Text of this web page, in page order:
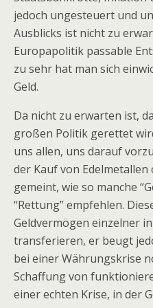
jedoch ungesteuert und
Ausblicks ist nicht zu
Europapolitik passable
zu sehr hat man sich
Geld.
Da nicht zu erwarten ist,
großen Politik gerettet
uns allen, uns darauf
der Kauf von
gemeint, wie so manche
“Rettung” empfehlen.
Geldvermögen einzelner
transferieren, er beugt
bei einer Währungskrise
Schaffung von
einer echten Krise, in der